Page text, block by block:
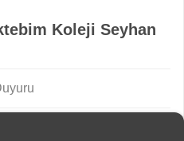
Koleji Seyhan